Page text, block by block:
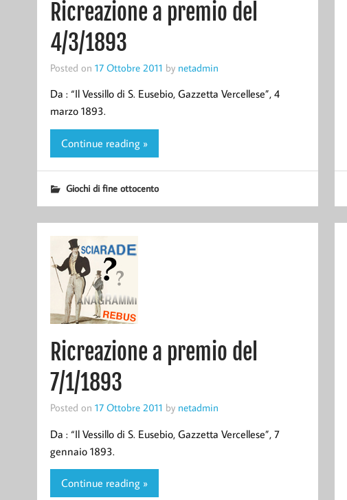
Ricreazione a premio del
4/3/1893
Posted on 17 Ottobre 2011 by netadmin
Da : “Il Vessillo di S. Eusebio, Gazzetta Vercellese”, 4
marzo 1893.
Continue reading »
Giochi di fine ottocento
Ricreazione a premio del
7/1/1893
Posted on 17 Ottobre 2011 by netadmin
Da : “Il Vessillo di S. Eusebio, Gazzetta Vercellese”, 7
gennaio 1893.
Continue reading »